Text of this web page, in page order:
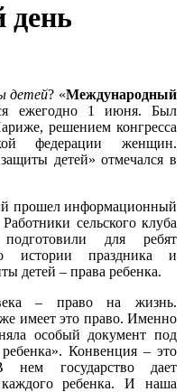
детей? «Международный
ежегодно 1 июня. Был
решением конгресса
федерации женщин.
детей» отмечался в
прошел информационный
сельского клуба
для ребят
о истории праздника и
детей – права ребенка.
– право на жизнь.
имеет это право. Именно
особый документ под
Конвенция – это
нем государство дает
каждого ребенка. И наша